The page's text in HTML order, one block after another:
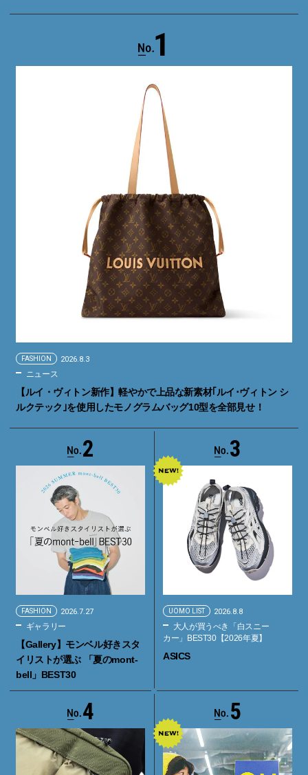
1
FASHION 2026.8.3
ニュース
【ルイ・ヴィトン新作】軽やかで上品な新素材｢ルイ･ヴィトン シ
ルクテック｣を使用したモノグラムバッグ10型を全部見せ！
2
FASHION 2026.7.27
ギャラリー
【Gallery】モンベル好きスタ
イリストが選ぶ 「夏のmont-
bell」BEST30
3
UOMO LIST 2026.8.8
大人が買うべき「白スニー
カー」BEST30【2026年夏】
ASICS
4 5